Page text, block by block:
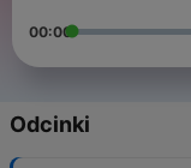
00:00
Odcinki